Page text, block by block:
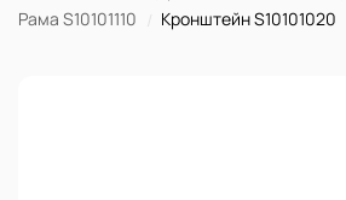
Рама S10101110
Кронштейн S10101020